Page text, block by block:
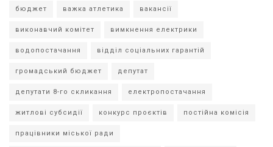
бюджет важка атлетика вакансії
виконавчий комітет вимкнення електрики
водопостачання відділ соціальних гарантій
громадський бюджет депутат
депутати 8-го скликання електропостачання
житлові субсидії конкурс проєктів постійна комісія
працівники міської ради